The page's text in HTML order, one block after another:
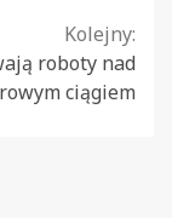
Kolejny:
roboty nad
ciągiem